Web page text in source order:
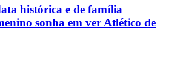
histórica e de família
sonha em ver Atlético de